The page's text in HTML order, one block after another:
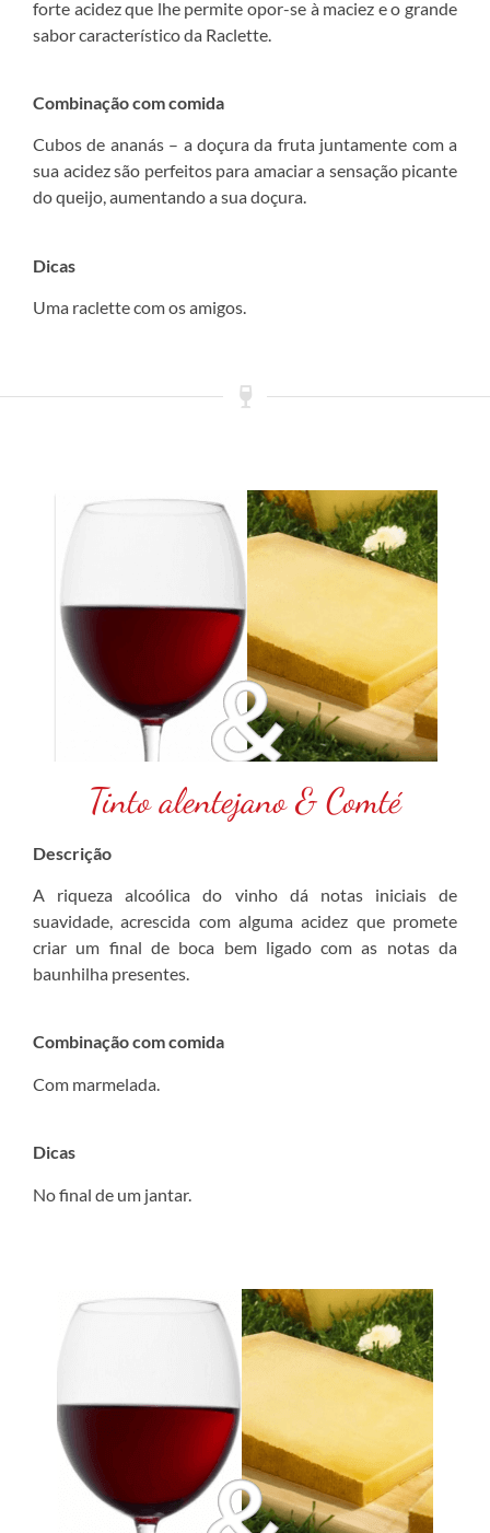
forte acidez que lhe permite opor-se à maciez e o grande
sabor característico da Raclette.
Combinação com comida
Cubos de ananás – a doçura da fruta juntamente com a
sua acidez são perfeitos para amaciar a sensação picante
do queijo, aumentando a sua doçura.
Dicas
Uma raclette com os amigos.
Tinto alentejano & Comté
Descrição
A riqueza alcoólica do vinho dá notas iniciais de
suavidade, acrescida com alguma acidez que promete
criar um final de boca bem ligado com as notas da
baunhilha presentes.
Combinação com comida
Com marmelada.
Dicas
No final de um jantar.